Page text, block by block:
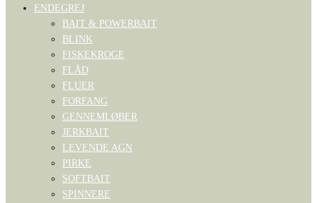
ENDEGREJ
BAIT & POWERBAIT
BLINK
FISKEKROGE
FLÅD
FLUER
FORFANG
GENNEMLØBER
JERKBAIT
LEVENDE AGN
PIRKE
SOFTBAIT
SPINNERE